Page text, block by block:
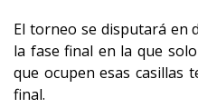
El torneo se disputará en
la fase final en la que
que ocupen esas casillas
final.